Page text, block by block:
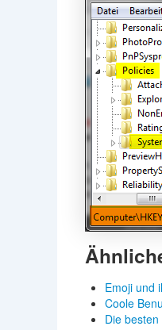
Emoji und
Coole
Die